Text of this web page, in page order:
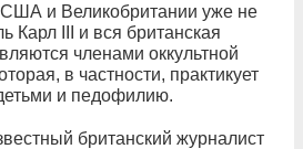
США и Великобритании уже не
Карл III и вся британская
членами оккультной
в частности, практикует
и педофилию.
британский журналист